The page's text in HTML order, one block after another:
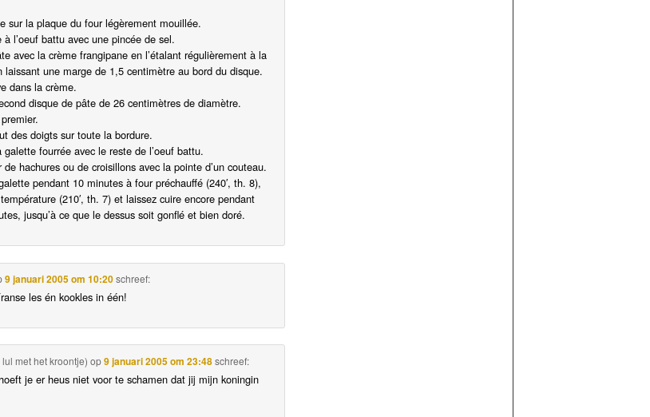
sur la plaque du four légèrement mouillée.
à l’oeuf battu avec une pincée de sel.
avec la crème frangipane en l’étalant régulièrement à la
laissant une marge de 1,5 centimètre au bord du disque.
dans la crème.
disque de pâte de 26 centimètres de diamètre.
des doigts sur toute la bordure.
galette fourrée avec le reste de l’oeuf battu.
de hachures ou de croisillons avec la pointe d’un couteau.
pendant 10 minutes à four préchauffé (240′, th. 8),
(210′, th. 7) et laissez cuire encore pendant
jusqu’à ce que le dessus soit gonflé et bien doré.
9 januari 2005 om 10:20schreef:
les én kookles in één!
met het kroontje) op9 januari 2005 om 23:48schreef:
je er heus niet voor te schamen dat jij mijn koningin